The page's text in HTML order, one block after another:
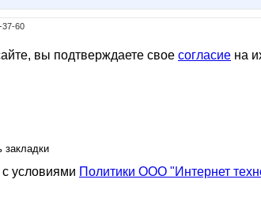
37-60
вы подтверждаете свое согласие на
закладки
условиями Политики ООО "Интернет